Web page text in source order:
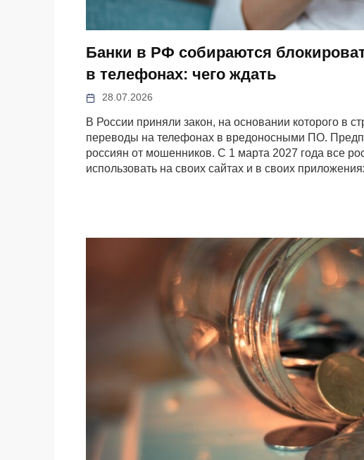
Банки в РФ собираются
в телефонах: чего ждать
28.07.2026
В России приняли закон, на основании которого в
переводы на телефонах в вредоносными ПО.
россиян от мошенников. С 1 марта 2027 года все
использовать на своих сайтах и в своих